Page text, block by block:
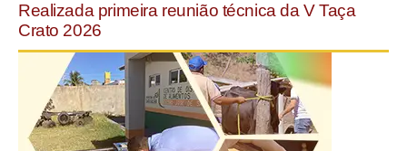
Realizada primeira reunião técnica da V Taça
Crato 2026